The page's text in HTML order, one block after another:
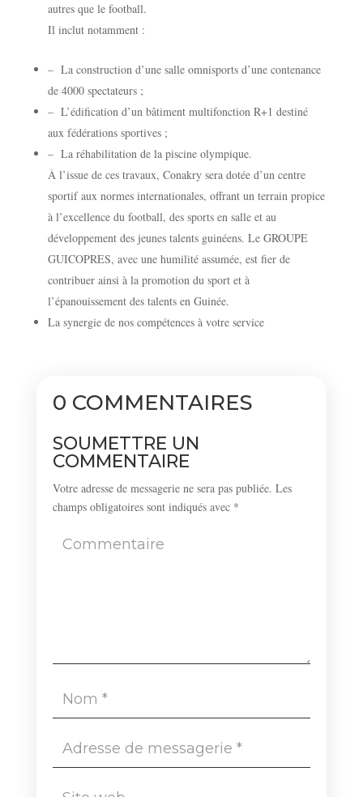
autres que le football.
Il inclut notamment :
– La construction d’une salle omnisports d’une contenance
de 4000 spectateurs ;
– L’édification d’un bâtiment multifonction R+1 destiné
aux fédérations sportives ;
– La réhabilitation de la piscine olympique.
À l’issue de ces travaux, Conakry sera dotée d’un centre
sportif aux normes internationales, offrant un terrain propice
à l’excellence du football, des sports en salle et au
développement des jeunes talents guinéens. Le GROUPE
GUICOPRES, avec une humilité assumée, est fier de
contribuer ainsi à la promotion du sport et à
l’épanouissement des talents en Guinée.
La synergie de nos compétences à votre service
0 COMMENTAIRES
SOUMETTRE UN
COMMENTAIRE
Votre adresse de messagerie ne sera pas publiée. Les
champs obligatoires sont indiqués avec *